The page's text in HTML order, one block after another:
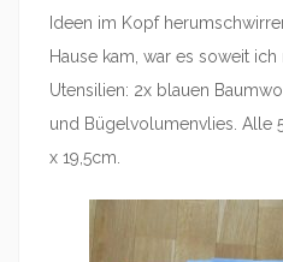
Ideen im Kopf
Hause kam, war es soweit
Utensilien: 2x blauen
und Bügelvolumenvlies. Alle
x 19,5cm.